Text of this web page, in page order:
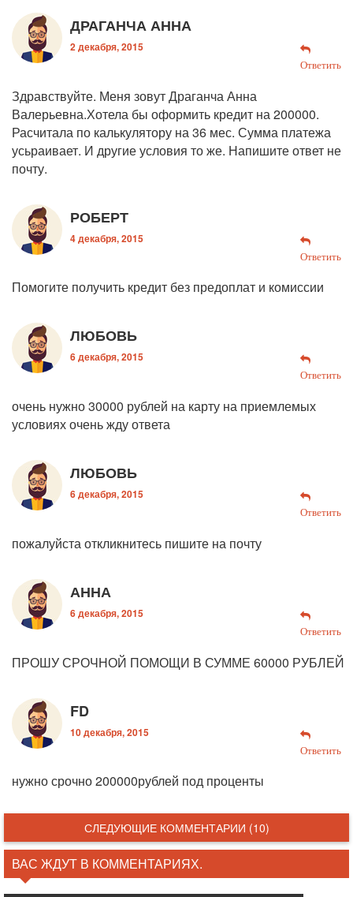
ДРАГАНЧА АННА
2 декабря, 2015
Ответить
Здравствуйте. Меня зовут Драганча Анна
Валерьевна.Хотела бы оформить кредит на 200000.
Расчитала по калькулятору на 36 мес. Сумма платежа
усьраивает. И другие условия то же. Напишите ответ не
почту.
РОБЕРТ
4 декабря, 2015
Ответить
Помогите получить кредит без предоплат и комиссии
ЛЮБОВЬ
6 декабря, 2015
Ответить
очень нужно 30000 рублей на карту на приемлемых
условиях очень жду ответа
ЛЮБОВЬ
6 декабря, 2015
Ответить
пожалуйста откликнитесь пишите на почту
АННА
6 декабря, 2015
Ответить
ПРОШУ СРОЧНОЙ ПОМОЩИ В СУММЕ 60000 РУБЛЕЙ
FD
10 декабря, 2015
Ответить
нужно срочно 200000рублей под проценты
СЛЕДУЮЩИЕ КОММЕНТАРИИ (10)
ВАС ЖДУТ В КОММЕНТАРИЯХ.